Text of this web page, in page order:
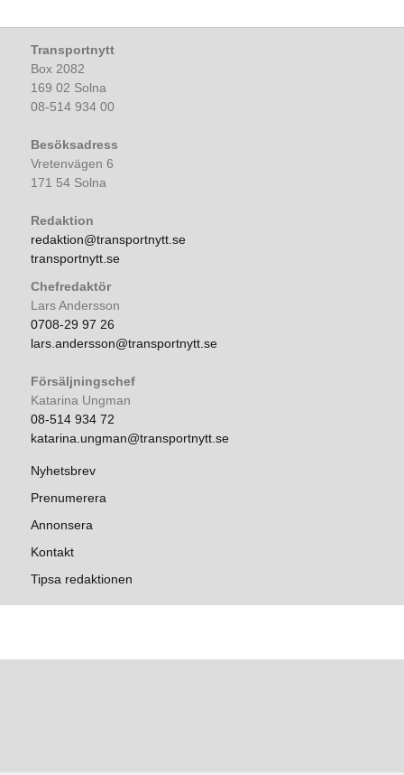
Transportnytt
Box 2082
169 02 Solna
08-514 934 00
Besöksadress
Vretenvägen 6
171 54 Solna
Redaktion
redaktion@transportnytt.se
transportnytt.se
Chefredaktör
Lars Andersson
0708-29 97 26
lars.andersson@transportnytt.se
Försäljningschef
Katarina Ungman
08-514 934 72
katarina.ungman@transportnytt.se
Nyhetsbrev
Prenumerera
Annonsera
Kontakt
Tipsa redaktionen